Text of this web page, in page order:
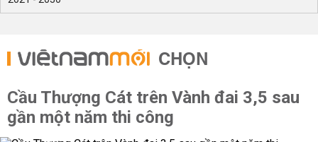
CHỌN
Cầu Thượng Cát trên Vành đai 3,5 sau
gần một năm thi công